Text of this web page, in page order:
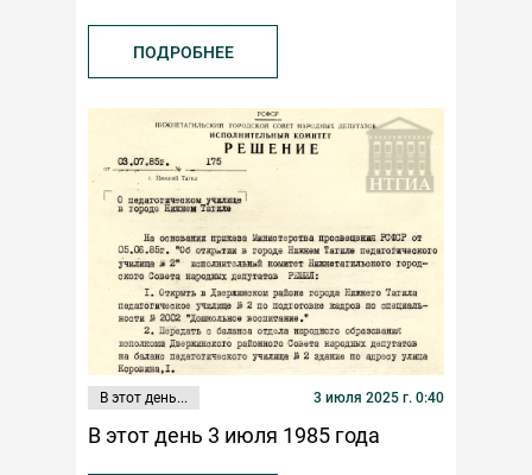
ПОДРОБНЕЕ
В этот день... 3 июля 2025 г. 0:40
В этот день 3 июля 1985 года